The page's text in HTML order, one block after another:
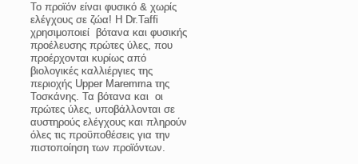
Το προϊόν είναι φυσικό & χωρίς
ελέγχους σε ζώα! Η Dr.Taffi
χρησιμοποιεί βότανα και φυσικής
προέλευσης πρώτες ύλες, που
προέρχονται κυρίως από
βιολογικές καλλιέργιες της
περιοχής Upper Maremma της
Τοσκάνης. Τα βότανα και οι
πρώτες ύλες, υποβάλλονται σε
αυστηρούς ελέγχους και πληρούν
όλες τις προϋποθέσεις για την
πιστοποίηση των προϊόντων.